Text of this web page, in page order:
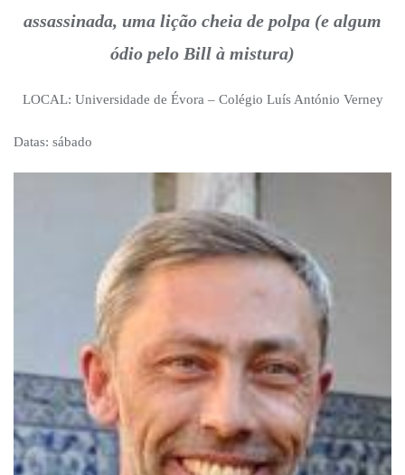
assassinada, uma lição cheia de polpa (e algum
ódio pelo Bill à mistura)
LOCAL: Universidade de Évora – Colégio Luís António Verney
Datas: sábado